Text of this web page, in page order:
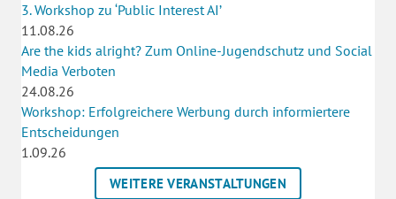
3. Workshop zu ‘Public Interest AI’
11.08.26
Are the kids alright? Zum Online-Jugendschutz und Social
Media Verboten
24.08.26
Workshop: Erfolgreichere Werbung durch informiertere
Entscheidungen
1.09.26
WEITERE VERANSTALTUNGEN